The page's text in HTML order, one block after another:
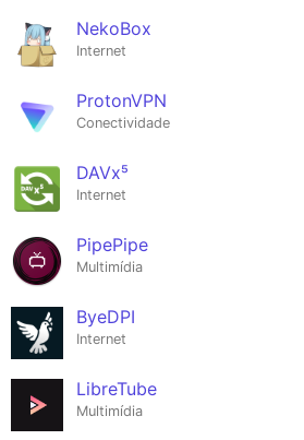
NekoBox
Internet
ProtonVPN
Conectividade
DAVx⁵
Internet
PipePipe
Multimídia
ByeDPI
Internet
LibreTube
Multimídia